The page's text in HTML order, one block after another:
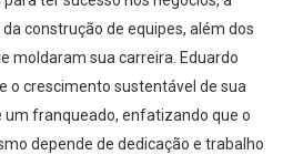
construção de equipes, além dos
moldaram sua carreira. Eduardo
o crescimento sustentável de sua
um franqueado, enfatizando que o
depende de dedicação e trabalho